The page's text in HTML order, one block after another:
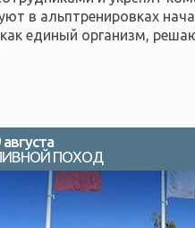
в альптренировках
единый организм,
августа
ПОХОД